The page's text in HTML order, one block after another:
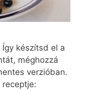
készítsd el a
méghozzá
verzióban.
receptje: